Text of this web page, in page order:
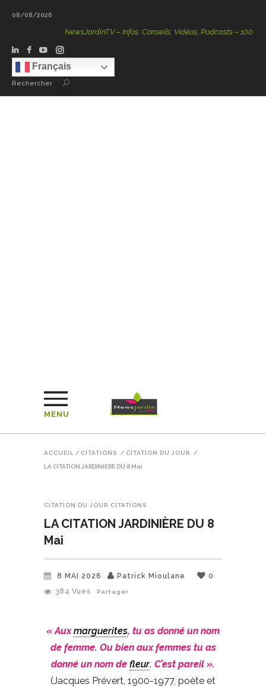
08/08/2026
NewsJardinTV – Infos, Conseils, Vidéos, Podcasts – 100 %
Français
Rechercher
MENU
ACCUEIL / CITATIONS / CITATION DU JOUR /
LA CITATION JARDINIÈRE DU 8 Mai
CITATION DU JOUR CITATIONS
LA CITATION JARDINIÈRE DU 8
Mai
8 MAI 2026 Patrick Mioulane
0
384 Vues Partager
« Auxmarguerites, tu as donné un nom
de femme. Ou bien aux femmes tu as
donné un nom de fleur. C’est pareil ».
(Jacques Prévert, 1900-1977, poète et